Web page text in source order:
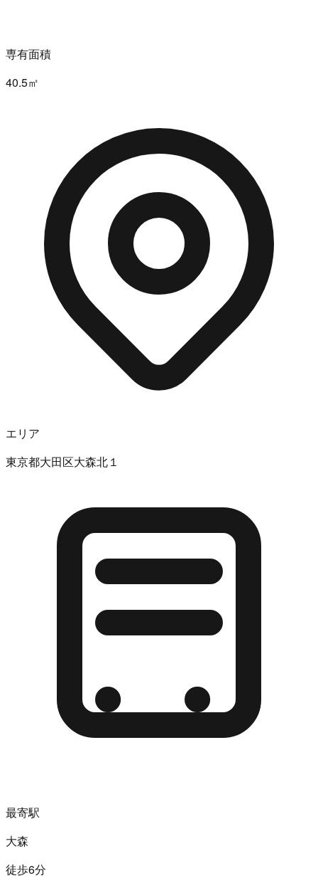
専有面積
40.5㎡
エリア
東京都大田区大森北１
最寄駅
大森
徒歩6分